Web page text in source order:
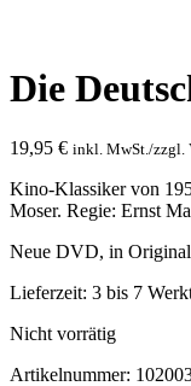
Die
19,95 € inkl. MwSt./zzgl.
Kino-Klassiker von
Moser. Regie: Ernst
Neue DVD, in
Lieferzeit: 3 bis 7
Nicht vorrätig
Artikelnummer: